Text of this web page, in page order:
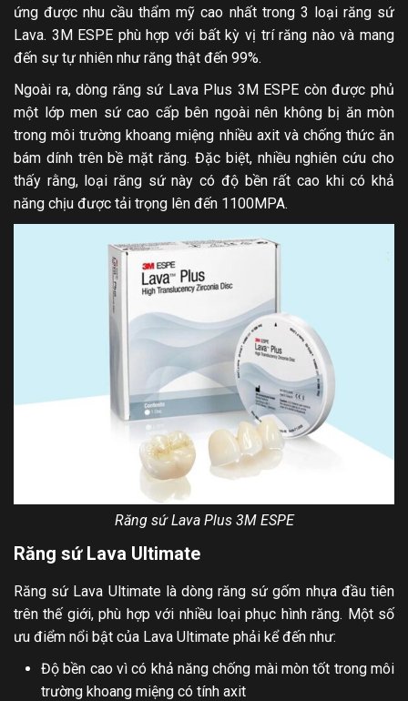
ứng được nhu cầu thẩm mỹ cao nhất trong 3 loại răng sứ
Lava. 3M ESPE phù hợp với bất kỳ vị trí răng nào và mang
đến sự tự nhiên như răng thật đến 99%.
Ngoài ra, dòng răng sứ Lava Plus 3M ESPE còn được phủ
một lớp men sứ cao cấp bên ngoài nên không bị ăn mòn
trong môi trường khoang miệng nhiều axit và chống thức ăn
bám dính trên bề mặt răng. Đặc biệt, nhiều nghiên cứu cho
thấy rằng, loại răng sứ này có độ bền rất cao khi có khả
năng chịu được tải trọng lên đến 1100MPA.
Răng sứ Lava Plus 3M ESPE
Răng sứ Lava Ultimate
Răng sứ Lava Ultimate là dòng răng sứ gốm nhựa đầu tiên
trên thế giới, phù hợp với nhiều loại phục hình răng. Một số
ưu điểm nổi bật của Lava Ultimate phải kể đến như:
Độ bền cao vì có khả năng chống mài mòn tốt trong môi
trường khoang miệng có tính axit